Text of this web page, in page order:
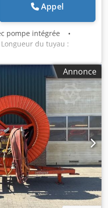
Appel
pompe intégrée •
du tuyau :
Uof • Directement sortie
Annonce